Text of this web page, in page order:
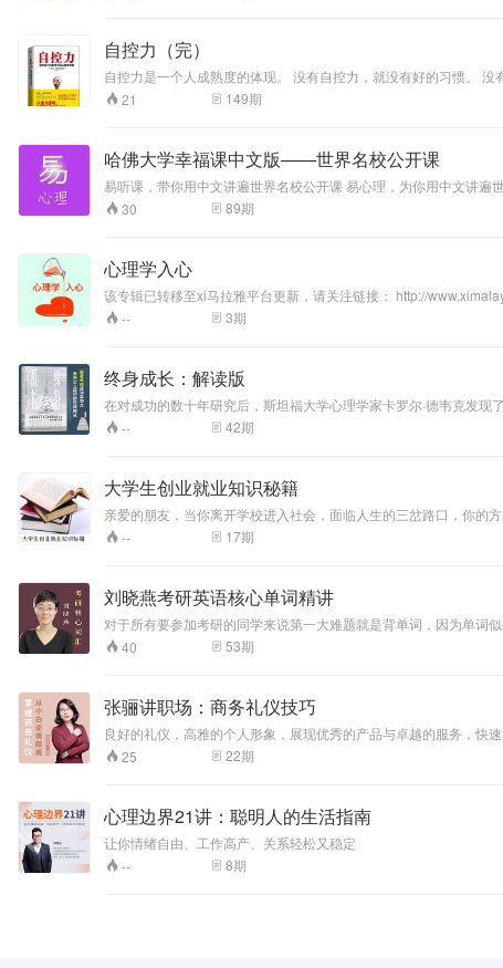
自控力（完）
自控力是一个人成熟度的体现。 没有自控力，就没有好的习惯。 没有好的习惯，就没有好的人生。 最易干成大事的是那些能掌控自己的人。 缺乏自控力却在妄谈成功，就像盲人在谈论颜色。 但是自控力是一个相对的范
畴，如果一个人时时刻刻要想控制自己，按照完美的标准来要求自
21 149期
哈佛大学幸福课中文版——世界名校公开课
易听课，带你用中文讲遍世界名校公开课 易心理，为你用中文讲遍世界名校心理 本课程原课程为哈佛大学的幸福课：《积极心理学》 这门幸福课在哈佛大学最受欢迎的课程，23%的哈佛大学学生认为这门课改变了他们
的一生，本门课的授课导师泰本也被誉为哈佛大学最受欢迎的导师。
30 89期
心理学入心
该专辑已转移至xi马拉雅平台更新，请关注链接： http://www.ximalaya.com/6792053/album/12509698/ 身边有一些朋友在备考心理学硕士，
忆的规律制作了这个专辑，希望对你有帮助。
-- 3期
终身成长：解读版
在对成功的数十年研究后，斯坦福大学心理学家卡罗尔·德韦克发现
介绍了两种思维模式:固定型与成长型，它们体现了应对成功与失
的思维模式看待问题，才能更好地达成人生和职业目标。 德韦克揭示的成功法则已被很多具有发展眼光的父母、老师、运动员和管理者应用，并在实践中得到了验证。通过了解自己的思维模式并做出改变，人们能以最简
-- 42期
大学生创业就业知识秘籍
亲爱的朋友，当你离开学校进入社会，面临人生的三岔路口，你的方向
学习的你
-- 17期
刘晓燕考研英语核心单词精讲
对于所有要参加考研的同学来说第一大难题就是背单词，因为单词
因为单词，怎么会不沧桑，所以我们还是辛苦的模样;因为单词，
而具表现力。)考研英语核心单词这套专辑正体现了上述两句话中所
40 53期
张骊讲职场：商务礼仪技巧
良好的礼仪，高雅的个人形象，展现优秀的产品与卓越的服务，快
25
22期
心理边界21讲：聪明人的生活指南
让你情绪自由、工作高产、关系轻松又稳定
--
8期